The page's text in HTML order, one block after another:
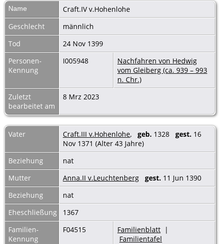
Name Craft.IV v.Hohenlohe
Geschlecht
männlich
Tod
24 Nov 1399
Personen-
Kennung
I005948
Nachfahren von Hedwig
vom Gleiberg (ca. 939 – 993
n. Chr.)
Zuletzt
bearbeitet am
8 Mrz 2023
Vater Craft.III v.Hohenlohe, geb. 1328 gest. 16
Nov 1371 (Alter 43 Jahre)
Beziehung
nat
Mutter
Anna.II v.Leuchtenberg gest. 11 Jun 1390
Beziehung
nat
Eheschließung
1367
Familien-
Kennung
F04515 Familienblatt |
Familientafel